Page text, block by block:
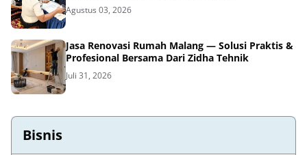
Agustus 03, 2026
Jasa Renovasi Rumah Malang — Solusi Praktis &
Profesional Bersama Dari Zidha Tehnik
Juli 31, 2026
Bisnis